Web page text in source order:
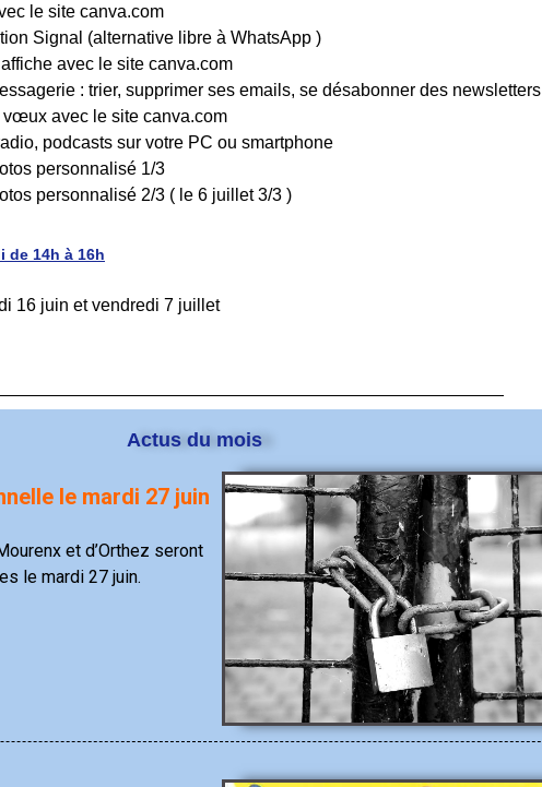
le site canva.com
Signal (alternative libre à WhatsApp )
avec le site canva.com
: trier, supprimer ses emails, se désabonner des newsletters
vœux avec le site canva.com
podcasts sur votre PC ou smartphone
personnalisé 1/3
personnalisé 2/3 ( le 6 juillet 3/3 )
de 14h à 16h
16 juin et vendredi 7 juillet
Actus du mois
le mardi 27 juin
et d’Orthez seront
le mardi 27 juin.